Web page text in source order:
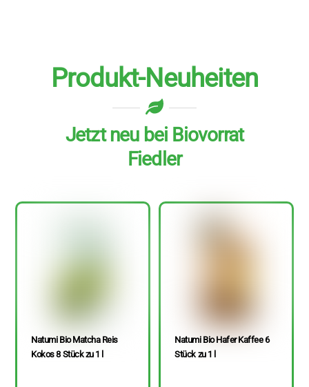
Produkt-Neuheiten
Jetzt neu bei Biovorrat
Fiedler
Natumi Bio Matcha Reis
Kokos 8 Stück zu 1 l
Natumi Bio Hafer Kaffee 6
Stück zu 1 l